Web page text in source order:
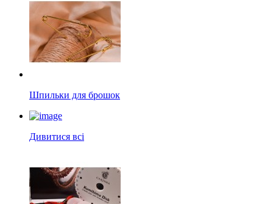
Шпильки для брошок
Дивитися всі